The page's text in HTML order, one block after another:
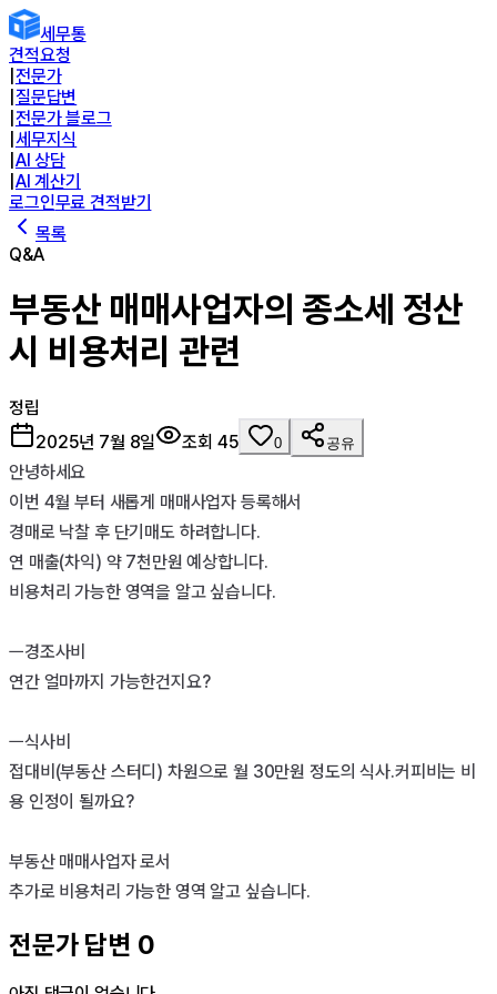
세무통
견적요청
전문가
질문답변
전문가 블로그
세무지식
AI 상담
AI 계산기
로그인무료 견적받기
목록
Q&A
부동산 매매사업자의 종소세 정산
시 비용처리 관련
정립
2025년 7월 8일
조회 45 0 공유
안녕하세요
이번 4월 부터 새롭게 매매사업자 등록해서
경매로 낙찰 후 단기매도 하려합니다.
연 매출(차익) 약 7천만원 예상합니다.
비용처리 가능한 영역을 알고 싶습니다.
ㅡ경조사비
연간 얼마까지 가능한건지요?
ㅡ식사비
접대비(부동산 스터디) 차원으로 월 30만원 정도의 식사.커피비는 비
용 인정이 될까요?
부동산 매매사업자 로서
추가로 비용처리 가능한 영역 알고 싶습니다.
전문가 답변 0